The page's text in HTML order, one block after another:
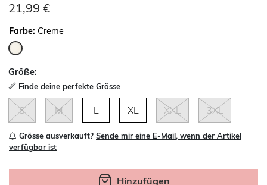
21,99 €
Farbe: Creme
Größe:
Finde deine perfekte Grösse
S M L XL XXL 3XL
Grösse ausverkauft? Sende mir eine E-Mail, wenn der Artikel
verfügbar ist
Hinzufügen